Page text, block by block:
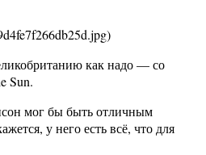
как надо — со
Sun.
мог бы быть отличным
у него есть всё, что для